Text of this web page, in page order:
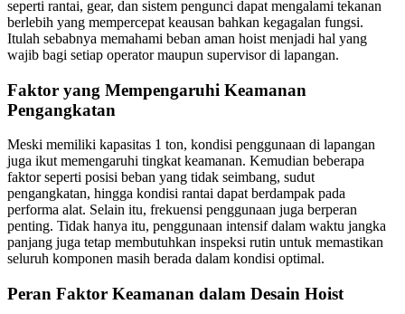
seperti rantai, gear, dan sistem pengunci dapat mengalami tekanan
berlebih yang mempercepat keausan bahkan kegagalan fungsi.
Itulah sebabnya memahami beban aman hoist menjadi hal yang
wajib bagi setiap operator maupun supervisor di lapangan.
Faktor yang Mempengaruhi Keamanan
Pengangkatan
Meski memiliki kapasitas 1 ton, kondisi penggunaan di lapangan
juga ikut memengaruhi tingkat keamanan. Kemudian beberapa
faktor seperti posisi beban yang tidak seimbang, sudut
pengangkatan, hingga kondisi rantai dapat berdampak pada
performa alat. Selain itu, frekuensi penggunaan juga berperan
penting. Tidak hanya itu, penggunaan intensif dalam waktu jangka
panjang juga tetap membutuhkan inspeksi rutin untuk memastikan
seluruh komponen masih berada dalam kondisi optimal.
Peran Faktor Keamanan dalam Desain Hoist